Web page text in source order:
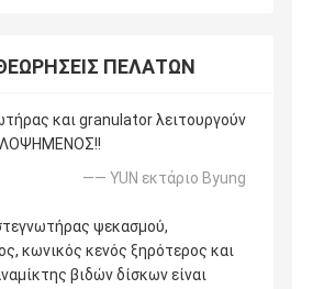
ΠΕΛΑΤΏΝ
και granulator λειτουργούν
—— YUN εκτάριο Byung
ψεκασμού,
κωνικός κενός ξηρότερος και
βιδών δίσκων είναι